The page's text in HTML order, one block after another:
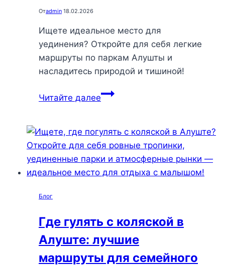
Отadmin 18.02.2026
Ищете идеальное место для
уединения? Откройте для себя легкие
маршруты по паркам Алушты и
насладитесь природой и тишиной!
Читайте далееЛегкие
паркам
Алушты:
откройте
для
природу
без
суеты
Блог
Где гулять с коляской в
Алуште: лучшие
маршруты для семейного